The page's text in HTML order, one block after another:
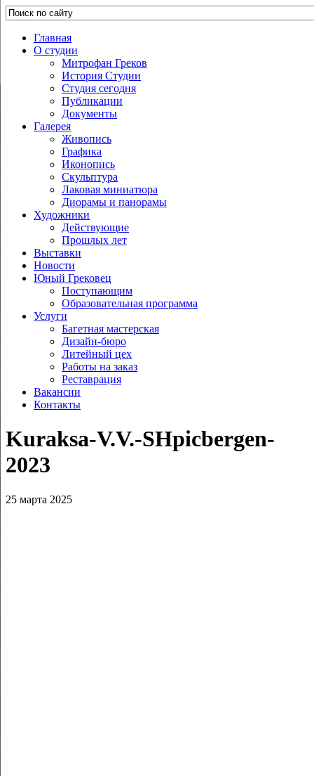
Главная
О студии
Митрофан Греков
История Студии
Студия сегодня
Публикации
Документы
Галерея
Живопись
Графика
Иконопись
Скульптура
Лаковая миниатюра
Диорамы и панорамы
Художники
Действующие
Прошлых лет
Выставки
Новости
Юный Грековец
Поступающим
Образовательная программа
Услуги
Багетная мастерская
Дизайн-бюро
Литейный цех
Работы на заказ
Реставрация
Вакансии
Контакты
Kuraksa‑V.V.-SHpicbergen-
2023
25 марта 2025